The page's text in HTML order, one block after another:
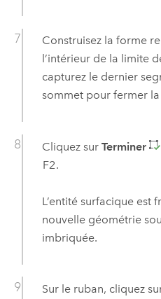
Construisez la forme
l’intérieur de la limite
capturez le dernier
sommet pour fermer
Cliquez sur Terminer
F2.
L’entité surfacique est
nouvelle géométrie
imbriquée.
Sur le ruban, cliquez